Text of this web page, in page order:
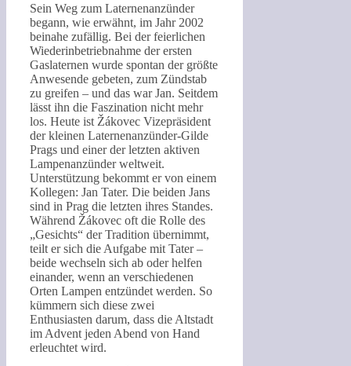
Sein Weg zum Laternenanzünder
begann, wie erwähnt, im Jahr 2002
beinahe zufällig. Bei der feierlichen
Wiederinbetriebnahme der ersten
Gaslaternen wurde spontan der größte
Anwesende gebeten, zum Zündstab
zu greifen – und das war Jan. Seitdem
lässt ihn die Faszination nicht mehr
los. Heute ist Žákovec Vizepräsident
der kleinen Laternenanzünder-Gilde
Prags und einer der letzten aktiven
Lampenanzünder weltweit.
Unterstützung bekommt er von einem
Kollegen: Jan Tater. Die beiden Jans
sind in Prag die letzten ihres Standes.
Während Žákovec oft die Rolle des
„Gesichts“ der Tradition übernimmt,
teilt er sich die Aufgabe mit Tater –
beide wechseln sich ab oder helfen
einander, wenn an verschiedenen
Orten Lampen entzündet werden. So
kümmern sich diese zwei
Enthusiasten darum, dass die Altstadt
im Advent jeden Abend von Hand
erleuchtet wird.